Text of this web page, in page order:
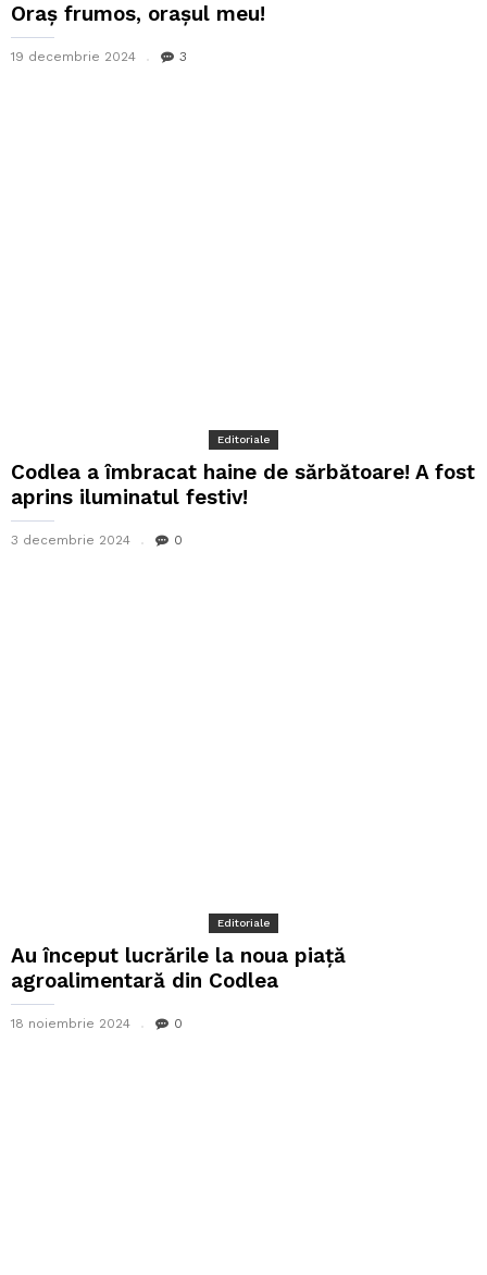
Oraș frumos, orașul meu!
19 decembrie 2024 3
Editoriale
Codlea a îmbracat haine de sărbătoare! A fost
aprins iluminatul festiv!
3 decembrie 2024 0
Editoriale
Au început lucrările la noua piață
agroalimentară din Codlea
18 noiembrie 2024 0